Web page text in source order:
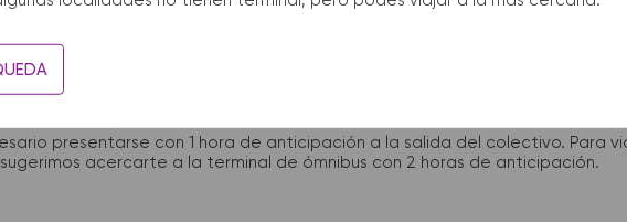
presentarme en la terminal de micros?
presentarse con 1 hora de anticipación a la salida del colectivo. Para
acercarte a la terminal de ómnibus con 2 horas de anticipación.